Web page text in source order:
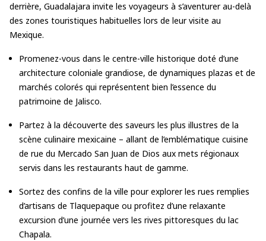
derrière, Guadalajara invite les voyageurs à s’aventurer au-delà
des zones touristiques habituelles lors de leur visite au
Mexique.
Promenez-vous dans le centre-ville historique doté d’une
architecture coloniale grandiose, de dynamiques plazas et de
marchés colorés qui représentent bien l’essence du
patrimoine de Jalisco.
Partez à la découverte des saveurs les plus illustres de la
scène culinaire mexicaine – allant de l’emblématique cuisine
de rue du Mercado San Juan de Dios aux mets régionaux
servis dans les restaurants haut de gamme.
Sortez des confins de la ville pour explorer les rues remplies
d’artisans de Tlaquepaque ou profitez d’une relaxante
excursion d’une journée vers les rives pittoresques du lac
Chapala.